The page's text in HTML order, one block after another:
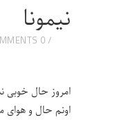
نیمونا
0 COMMENTS
امروز حال خوبی
اونم حال و